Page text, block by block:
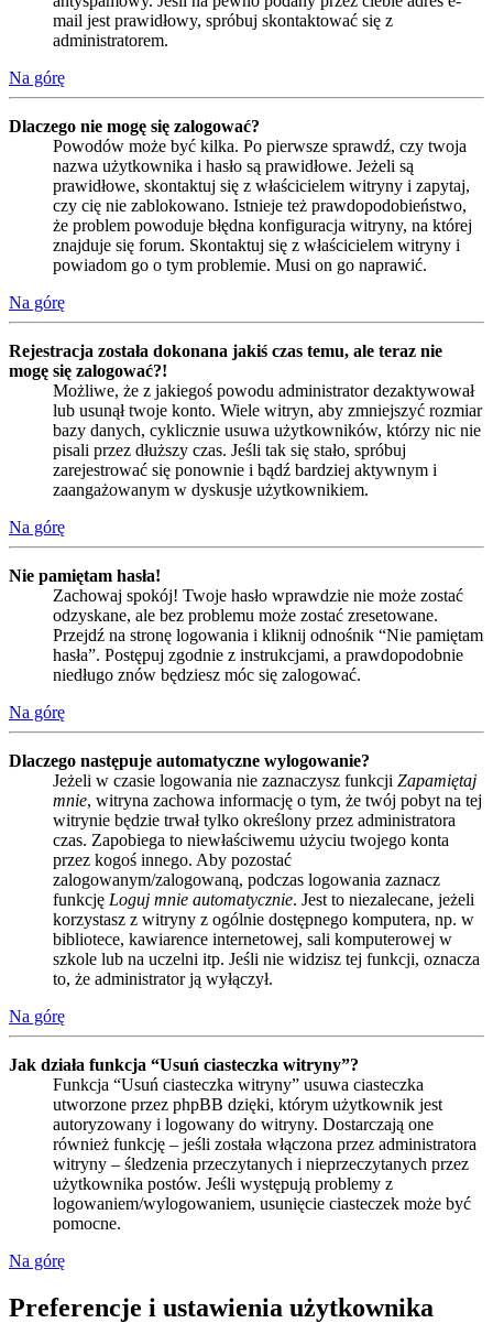
mail jest prawidłowy, spróbuj skontaktować się z
administratorem.
Na górę
Dlaczego nie mogę się zalogować?
Powodów może być kilka. Po pierwsze sprawdź, czy twoja
nazwa użytkownika i hasło są prawidłowe. Jeżeli są
prawidłowe, skontaktuj się z właścicielem witryny i zapytaj,
czy cię nie zablokowano. Istnieje też prawdopodobieństwo,
że problem powoduje błędna konfiguracja witryny, na której
znajduje się forum. Skontaktuj się z właścicielem witryny i
powiadom go o tym problemie. Musi on go naprawić.
Na górę
Rejestracja została dokonana jakiś czas temu, ale teraz nie
mogę się zalogować?!
Możliwe, że z jakiegoś powodu administrator dezaktywował
lub usunął twoje konto. Wiele witryn, aby zmniejszyć rozmiar
bazy danych, cyklicznie usuwa użytkowników, którzy nic nie
pisali przez dłuższy czas. Jeśli tak się stało, spróbuj
zarejestrować się ponownie i bądź bardziej aktywnym i
zaangażowanym w dyskusje użytkownikiem.
Na górę
Nie pamiętam hasła!
Zachowaj spokój! Twoje hasło wprawdzie nie może zostać
odzyskane, ale bez problemu może zostać zresetowane.
Przejdź na stronę logowania i kliknij odnośnik “Nie pamiętam
hasła”. Postępuj zgodnie z instrukcjami, a prawdopodobnie
niedługo znów będziesz móc się zalogować.
Na górę
Dlaczego następuje automatyczne wylogowanie?
Jeżeli w czasie logowania nie zaznaczysz funkcji Zapamiętaj
mnie, witryna zachowa informację o tym, że twój pobyt na tej
witrynie będzie trwał tylko określony przez administratora
czas. Zapobiega to niewłaściwemu użyciu twojego konta
przez kogoś innego. Aby pozostać
zalogowanym/zalogowaną, podczas logowania zaznacz
funkcję Loguj mnie automatycznie. Jest to niezalecane, jeżeli
korzystasz z witryny z ogólnie dostępnego komputera, np. w
bibliotece, kawiarence internetowej, sali komputerowej w
szkole lub na uczelni itp. Jeśli nie widzisz tej funkcji, oznacza
to, że administrator ją wyłączył.
Na górę
Jak działa funkcja “Usuń ciasteczka witryny”?
Funkcja “Usuń ciasteczka witryny” usuwa ciasteczka
utworzone przez phpBB dzięki, którym użytkownik jest
autoryzowany i logowany do witryny. Dostarczają one
również funkcję – jeśli została włączona przez administratora
witryny – śledzenia przeczytanych i nieprzeczytanych przez
użytkownika postów. Jeśli występują problemy z
logowaniem/wylogowaniem, usunięcie ciasteczek może być
pomocne.
Na górę
Preferencje i ustawienia użytkownika